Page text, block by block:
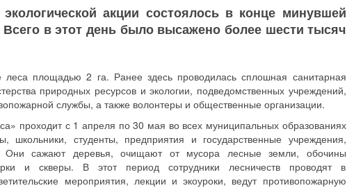
акции состоялось в конце минувшей
в этот день было высажено более шести тысяч
площадью 2 га. Ранее здесь проводилась сплошная санитарная
природных ресурсов и экологии, подведомственных учреждений,
службы, а также волонтеры и общественные организации.
проходит с 1 апреля по 30 мая во всех муниципальных образованиях
студенты, предприятия и государственные учреждения,
Они сажают деревья, очищают от мусора лесные земли, обочины
и скверы. В этот период сотрудники лесничеств проводят в
мероприятия, лекции и экоуроки, ведут противопожарную